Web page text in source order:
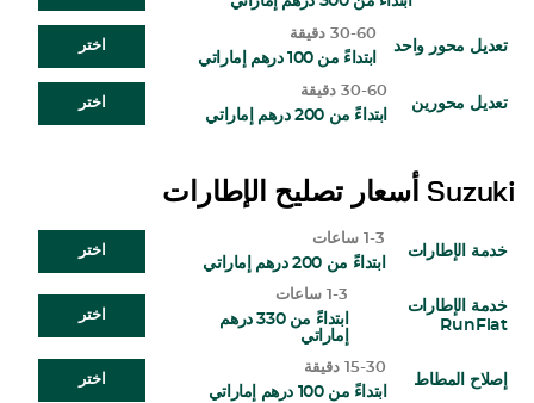
تعديل محور واحد
30-60 دقيقة
ابتداءً من 100 درهم إماراتي
اختر
تعديل محورين
30-60 دقيقة
ابتداءً من 200 درهم إماراتي
اختر
Suzuki أسعار تصليح الإطارات
خدمة الإطارات
1-3 ساعات
ابتداءً من 200 درهم إماراتي
اختر
خدمة الإطارات
RunFlat
1-3 ساعات
ابتداءً من 330 درهم
إماراتي
اختر
إصلاح المطاط
15-30 دقيقة
ابتداءً من 100 درهم إماراتي
اختر